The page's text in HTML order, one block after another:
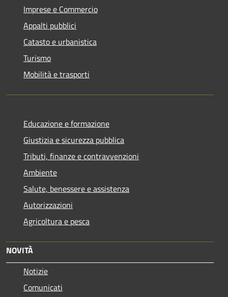
Imprese e Commercio
Appalti pubblici
Catasto e urbanistica
Turismo
Mobilità e trasporti
Educazione e formazione
Giustizia e sicurezza pubblica
Tributi, finanze e contravvenzioni
Ambiente
Salute, benessere e assistenza
Autorizzazioni
Agricoltura e pesca
NOVITÀ
Notizie
Comunicati